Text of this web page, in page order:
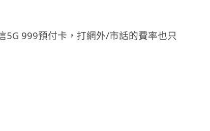
5G 999預付卡，打網外/市話的費率也只